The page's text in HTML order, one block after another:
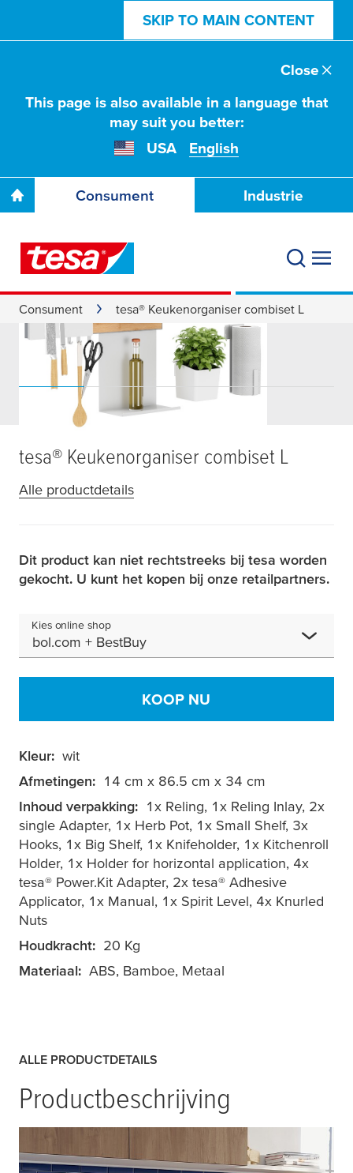
SKIP TO MAIN CONTENT
This page is also available in a language that
may suit you better:
USA
English
Close
Consument Industrie
Consument tesa® Keukenorganiser combiset L
tesa® Keukenorganiser combiset L
Alle productdetails
Dit product kan niet rechtstreeks bij tesa worden
gekocht. U kunt het kopen bij onze retailpartners.
bol.com + BestBuy
Kies online shop
KOOP NU
Kleur: wit
Afmetingen: 14 cm x 86.5 cm x 34 cm
Inhoud verpakking: 1x Reling, 1x Reling Inlay, 2x
single Adapter, 1x Herb Pot, 1x Small Shelf, 3x
Hooks, 1x Big Shelf, 1x Knifeholder, 1x Kitchenroll
Holder, 1x Holder for horizontal application, 4x
tesa® Power.Kit Adapter, 2x tesa® Adhesive
Applicator, 1x Manual, 1x Spirit Level, 4x Knurled
Nuts
Houdkracht: 20 Kg
Materiaal: ABS, Bamboe, Metaal
ALLE PRODUCTDETAILS
Productbeschrijving
Optimaliseer de ruimte in uw keuken met de